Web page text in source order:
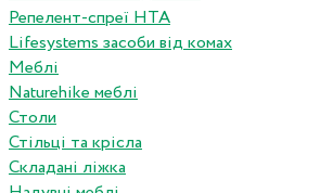
Репелент-спреї HTA
Lifesystems засоби від комах
Меблі
Naturehike меблі
Столи
Стільці та крісла
Складані ліжка